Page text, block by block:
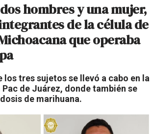
a
r
B
ú
e
d
hombres y una mujer,
de la célula de
que operaba
los tres sujetos se llevó a cabo en la
de Juárez, donde también se
de marihuana.